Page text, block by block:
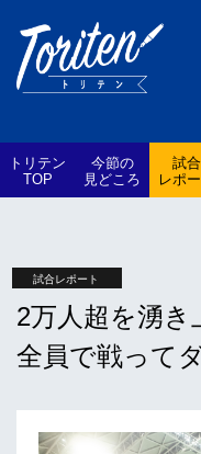
トリテン
TOP
今節の
見どころ
試合
レポ
試合レポート
2万人超を湧き
全員で戦って